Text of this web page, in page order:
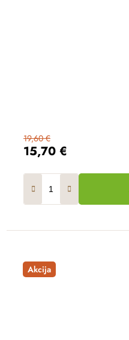
15,70 €
19,60 €
Akcija